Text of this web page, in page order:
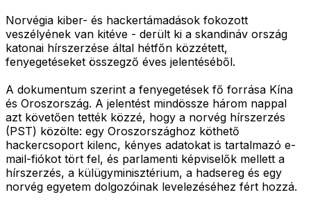
Norvégia kiber- és hackertámadások fokozott
veszélyének van kitéve - derült ki a skandináv ország
katonai hírszerzése által hétfőn közzétett,
fenyegetéseket összegző éves jelentéséből.
A dokumentum szerint a fenyegetések fő forrása Kína
és Oroszország. A jelentést mindössze három nappal
azt követően tették közzé, hogy a norvég hírszerzés
(PST) közölte: egy Oroszországhoz köthető
hackercsoport kilenc, kényes adatokat is tartalmazó e-
mail-fiókot tört fel, és parlamenti képviselők mellett a
hírszerzés, a külügyminisztérium, a hadsereg és egy
norvég egyetem dolgozóinak levelezéséhez fért hozzá.